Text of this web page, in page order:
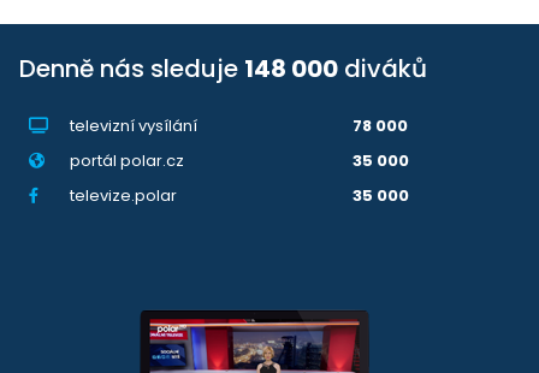
Denně nás sleduje 148 000 diváků
televizní vysílání
78 000
portál polar.cz
35 000
televize.polar
35 000